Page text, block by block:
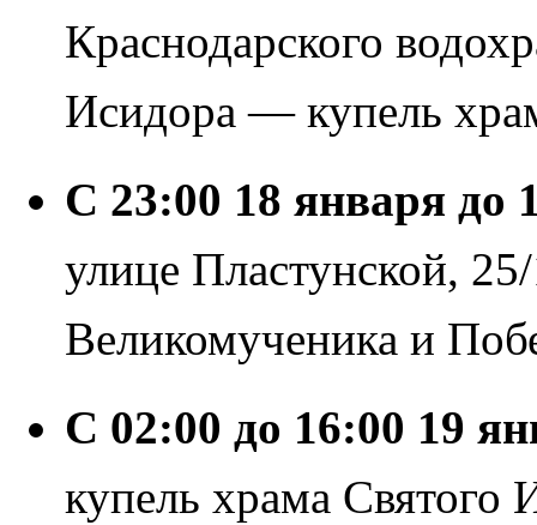
Краснодарского
Исидора — купель
С 23:00 18 января до
улице Пластунской,
Великомученика и
С 02:00 до 16:00 19
купель храма Святого